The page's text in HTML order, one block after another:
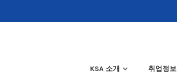
KSA 소개 취업정보